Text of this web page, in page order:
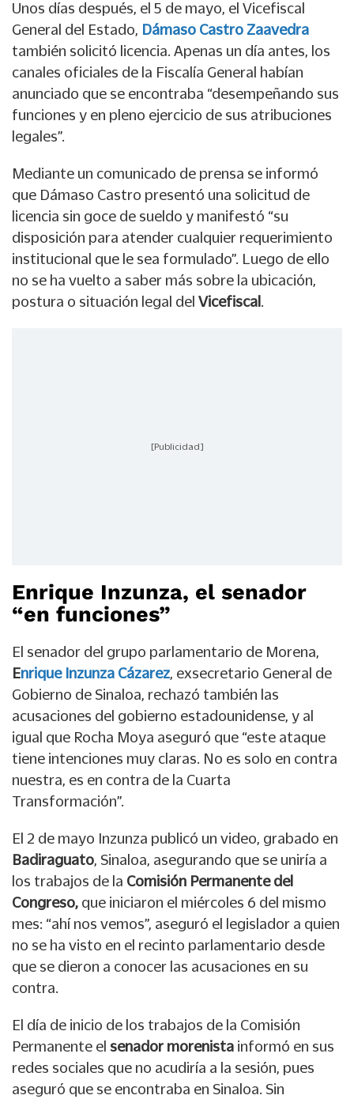
Unos días después, el 5 de mayo, el Vicefiscal
General del Estado, Dámaso Castro Zaavedra
también solicitó licencia. Apenas un día antes, los
canales oficiales de la Fiscalía General habían
anunciado que se encontraba “desempeñando sus
funciones y en pleno ejercicio de sus atribuciones
legales”.
Mediante un comunicado de prensa se informó
que Dámaso Castro presentó una solicitud de
licencia sin goce de sueldo y manifestó “su
disposición para atender cualquier requerimiento
institucional que le sea formulado”. Luego de ello
no se ha vuelto a saber más sobre la ubicación,
postura o situación legal del Vicefiscal .
[Publicidad]
Enrique Inzunza, el senador
“en funciones”
El senador del grupo parlamentario de Morena,
Enrique Inzunza Cázarez, exsecretario General de
Gobierno de Sinaloa, rechazó también las
acusaciones del gobierno estadounidense, y al
igual que Rocha Moya aseguró que “este ataque
tiene intenciones muy claras. No es solo en contra
nuestra, es en contra de la Cuarta
Transformación”.
El 2 de mayo Inzunza publicó un video, grabado en
Badiraguato, Sinaloa, asegurando que se uniría a
los trabajos de la Comisión Permanente del
Congreso, que iniciaron el miércoles 6 del mismo
mes: “ahí nos vemos”, aseguró el legislador a quien
no se ha visto en el recinto parlamentario desde
que se dieron a conocer las acusaciones en su
contra.
El día de inicio de los trabajos de la Comisión
Permanente el senador morenista informó en sus
redes sociales que no acudiría a la sesión, pues
aseguró que se encontraba en Sinaloa. Sin